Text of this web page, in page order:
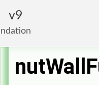
9
Foundation